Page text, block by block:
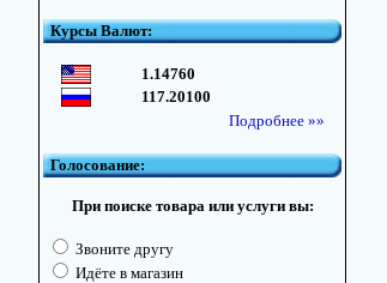
Курсы Валют:
1.14760
117.20100
Подробнее »»
Голосование:
При поиске товара или услуги вы:
Звоните другу
Идёте в магазин